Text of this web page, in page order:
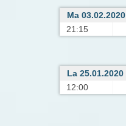
Ma 03.02.2020
21:15
La 25.01.2020
12:00